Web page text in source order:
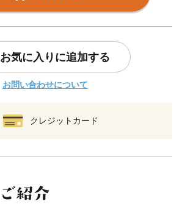
お気に入りに追加する
お問い合わせについて
クレジットカード